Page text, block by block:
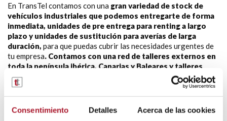
Consentimiento Detalles Acerca de las cookies
En TransTel contamos con una gran variedad de stock de
vehículos industriales que podemos entregarte de forma
inmediata, unidades de pre entrega para renting a largo
plazo y unidades de sustitución para averías de larga
duración, para que puedas cubrir las necesidades urgentes de
tu empresa. Contamos con una red de talleres externos en
toda la península ibérica, Canarias y Baleares y talleres
propios TransTel en Valencia, Madrid, Barcelona, Bilbao,
Sevilla y Lisboa
Disponemos de una plantilla de conductores querealizarán la